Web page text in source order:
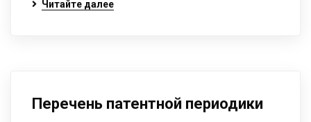
Читайте далее
Перечень патентной периодики